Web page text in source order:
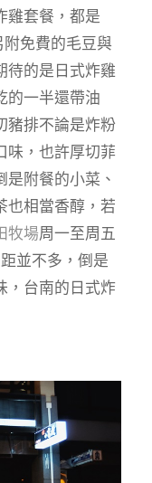
雞套餐，都是
免費的毛豆與
待的是日式炸雞
的一半還帶油
豬排不論是炸粉
味，也許厚切菲
附餐的小菜、
也相當香醇，若
牧場周一至周五
並不多，倒是
，台南的日式炸